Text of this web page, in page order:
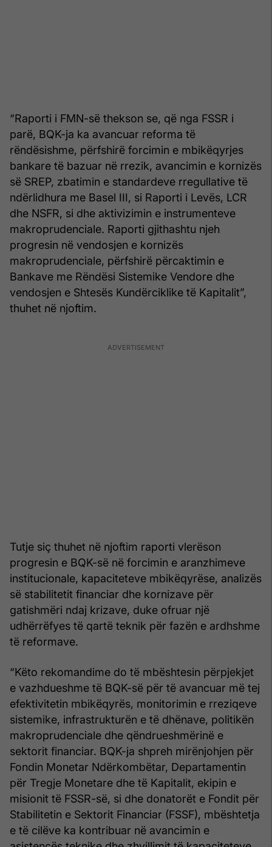
“Raporti i FMN-së thekson se, që nga FSSR i
parë, BQK-ja ka avancuar reforma të
rëndësishme, përfshirë forcimin e mbikëqyrjes
bankare të bazuar në rrezik, avancimin e kornizës
së SREP, zbatimin e standardeve rregullative të
ndërlidhura me Basel III, si Raporti i Levës, LCR
dhe NSFR, si dhe aktivizimin e instrumenteve
makroprudenciale. Raporti gjithashtu njeh
progresin në vendosjen e kornizës
makroprudenciale, përfshirë përcaktimin e
Bankave me Rëndësi Sistemike Vendore dhe
vendosjen e Shtesës Kundërciklike të Kapitalit”,
thuhet në njoftim.
Tutje siç thuhet në njoftim raporti vlerëson
progresin e BQK-së në forcimin e aranzhimeve
institucionale, kapaciteteve mbikëqyrëse, analizës
së stabilitetit financiar dhe kornizave për
gatishmëri ndaj krizave, duke ofruar një
udhërrëfyes të qartë teknik për fazën e ardhshme
të reformave.
“Këto rekomandime do të mbështesin përpjekjet
e vazhdueshme të BQK-së për të avancuar më tej
efektivitetin mbikëqyrës, monitorimin e rreziqeve
sistemike, infrastrukturën e të dhënave, politikën
makroprudenciale dhe qëndrueshmërinë e
sektorit financiar. BQK-ja shpreh mirënjohjen për
Fondin Monetar Ndërkombëtar, Departamentin
për Tregje Monetare dhe të Kapitalit, ekipin e
misionit të FSSR-së, si dhe donatorët e Fondit për
Stabilitetin e Sektorit Financiar (FSSF), mbështetja
e të cilëve ka kontribuar në avancimin e